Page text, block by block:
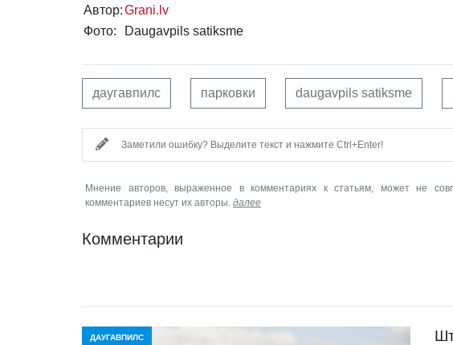
Автор:Grani.lv
Фото:
Daugavpils satiksme
даугавпилс парковки daugavpils satiksme
Заметили ошибку? Выделите текст и нажмите Ctrl+Enter!
Мнение авторов, выраженное в комментариях к статьям, может не
комментариев несут их авторы. далее
Комментарии
ДАУГАВПИЛС